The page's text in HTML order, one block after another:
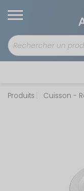
Produits Cuisson -